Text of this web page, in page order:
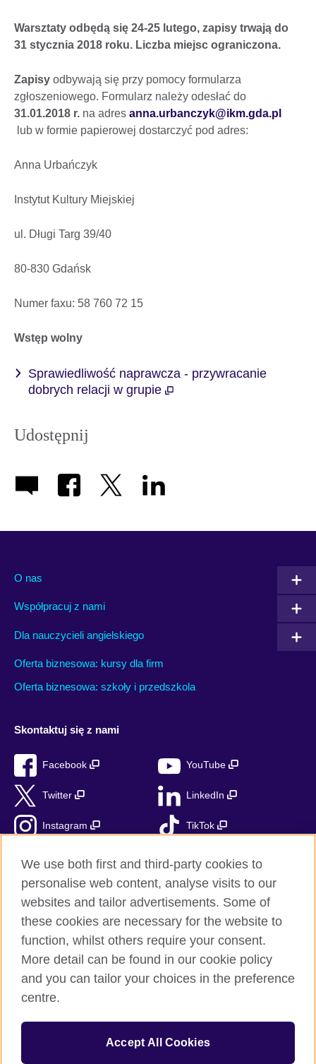
Warsztaty odbędą się 24-25 lutego, zapisy trwają do
31 stycznia 2018 roku. Liczba miejsc ograniczona.
Zapisy odbywają się przy pomocy formularza
zgłoszeniowego. Formularz należy odesłać do
31.01.2018 r. na adres anna.urbanczyk@ikm.gda.pl
lub w formie papierowej dostarczyć pod adres:
Anna Urbańczyk
Instytut Kultury Miejskiej
ul. Długi Targ 39/40
80-830 Gdańsk
Numer faxu: 58 760 72 15
Wstęp wolny
Sprawiedliwość naprawcza - przywracanie
dobrych relacji w grupie
Udostępnij
O nas
Współpracuj z nami
Dla nauczycieli angielskiego
Oferta biznesowa: kursy dla firm
Oferta biznesowa: szkoły i przedszkola
Skontaktuj się z nami
Facebook YouTube
Twitter LinkedIn
Instagram TikTok
British Council globalnie
Prywatność i warunki użytkowania
Mapa strony
© 2026 British Council
British Council jest międzynarodową organizacją reprezentującą
We use both first and third-party cookies to
personalise web content, analyse visits to our
websites and tailor advertisements. Some of
these cookies are necessary for the website to
function, whilst others require your consent.
More detail can be found in our cookie policy
and you can tailor your choices in the preference
centre.
Accept All Cookies